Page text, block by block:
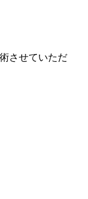
させていただ